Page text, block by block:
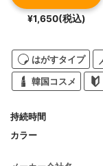
¥1,650(税込)
はがすタイプ
韓国コスメ
持続時間
カラー